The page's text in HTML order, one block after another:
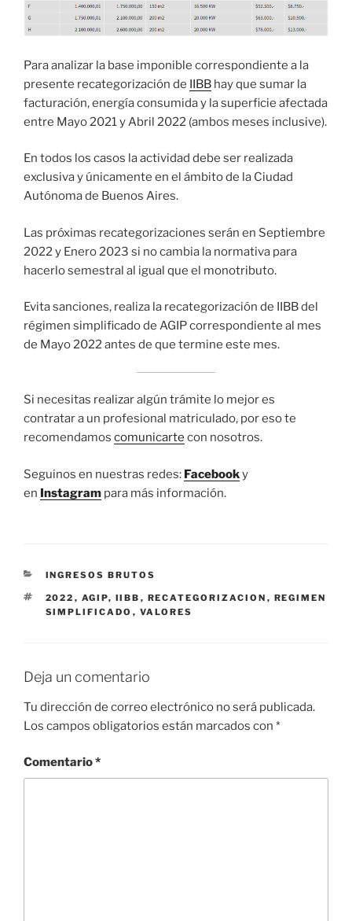
Para analizar la base imponible correspondiente a la
presente recategorización de IIBB hay que sumar la
facturación, energía consumida y la superficie afectada
entre Mayo 2021 y Abril 2022 (ambos meses inclusive).
En todos los casos la actividad debe ser realizada
exclusiva y únicamente en el ámbito de la Ciudad
Autónoma de Buenos Aires.
Las próximas recategorizaciones serán en Septiembre
2022 y Enero 2023 si no cambia la normativa para
hacerlo semestral al igual que el monotributo.
Evita sanciones, realiza la recategorización de IIBB del
régimen simplificado de AGIP correspondiente al mes
de Mayo 2022 antes de que termine este mes.
Si necesitas realizar algún trámite lo mejor es
contratar a un profesional matriculado, por eso te
recomendamos comunicarte con nosotros.
Seguinos en nuestras redes: Facebooky
en Instagram para más información.
CATEGORÍAS
INGRESOS BRUTOS
ETIQUETAS
2022 , AGIP, IIBB , RECATEGORIZACION , REGIMEN
SIMPLIFICADO , VALORES
Deja un comentario
Tu dirección de correo electrónico no será publicada.
Los campos obligatorios están marcados con *
Comentario*